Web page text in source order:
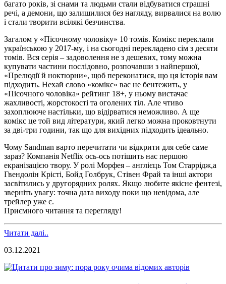
багато років, зі снами та людьми стали відбуватися страшні
речі, а демони, що залишилися без нагляду, вирвалися на волю
і стали творити всілякі безчинства.
Загалом у «Пісочному чоловіку» 10 томів. Комікс переклали
українською у 2017-му, і на сьогодні перекладено сім з десяти
томів. Вся серія – задоволення не з дешевих, тому можна
купувати частини послідовно, розпочавши з найпершої,
«Прелюдіїй ноктюрни», щоб переконатися, що ця історія вам
підходить. Нехай слово «комікс» вас не бентежить, у
«Пісочного чоловіка» рейтинг 18+, у ньому вистачає
жахливості, жорстокості та оголених тіл. Але чтиво
захоплююче настільки, що відірватися неможливо. А ще
комікс це той вид літератури, який легко можна проковтнути
за дві-три години, так що для вихідних підходить ідеально.
Чому Sandman варто перечитати чи відкрити для себе саме
зараз? Компанія Netflix ось-ось потішить нас першою
екранізацією твору. У ролі Морфея – англієць Том Старрідж,а
Гвендолін Крісті, Бойд Голбрук, Стівен Фрай та інші актори
засвітились у другорядних ролях. Якщо любите якісне фентезі,
зверніть увагу: точна дата виходу поки що невідома, але
трейлер уже є.
Приємного читання та перегляду!
Читати далі..
03.12.2021